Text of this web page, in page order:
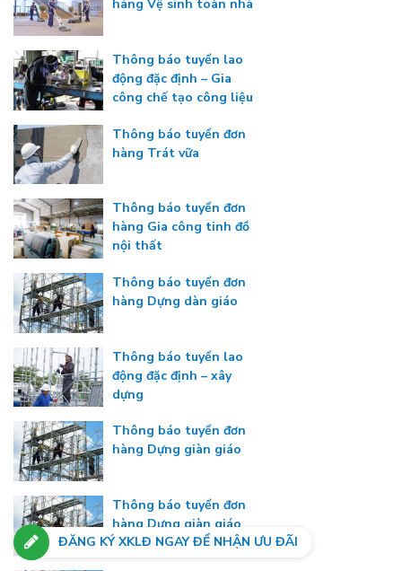
hàng Vệ sinh toàn nhà
Thông báo tuyển lao
động đặc định – Gia
công chế tạo công liệu
Thông báo tuyển đơn
hàng Trát vữa
Thông báo tuyển đơn
hàng Gia công tinh đồ
nội thất
Thông báo tuyển đơn
hàng Dựng dàn giáo
Thông báo tuyển lao
động đặc định – xây
dựng
Thông báo tuyển đơn
hàng Dựng giàn giáo
Thông báo tuyển đơn
hàng Dựng giàn giáo
ĐĂNG KÝ XKLĐ NGAY ĐỂ NHẬN ƯU ĐÃI